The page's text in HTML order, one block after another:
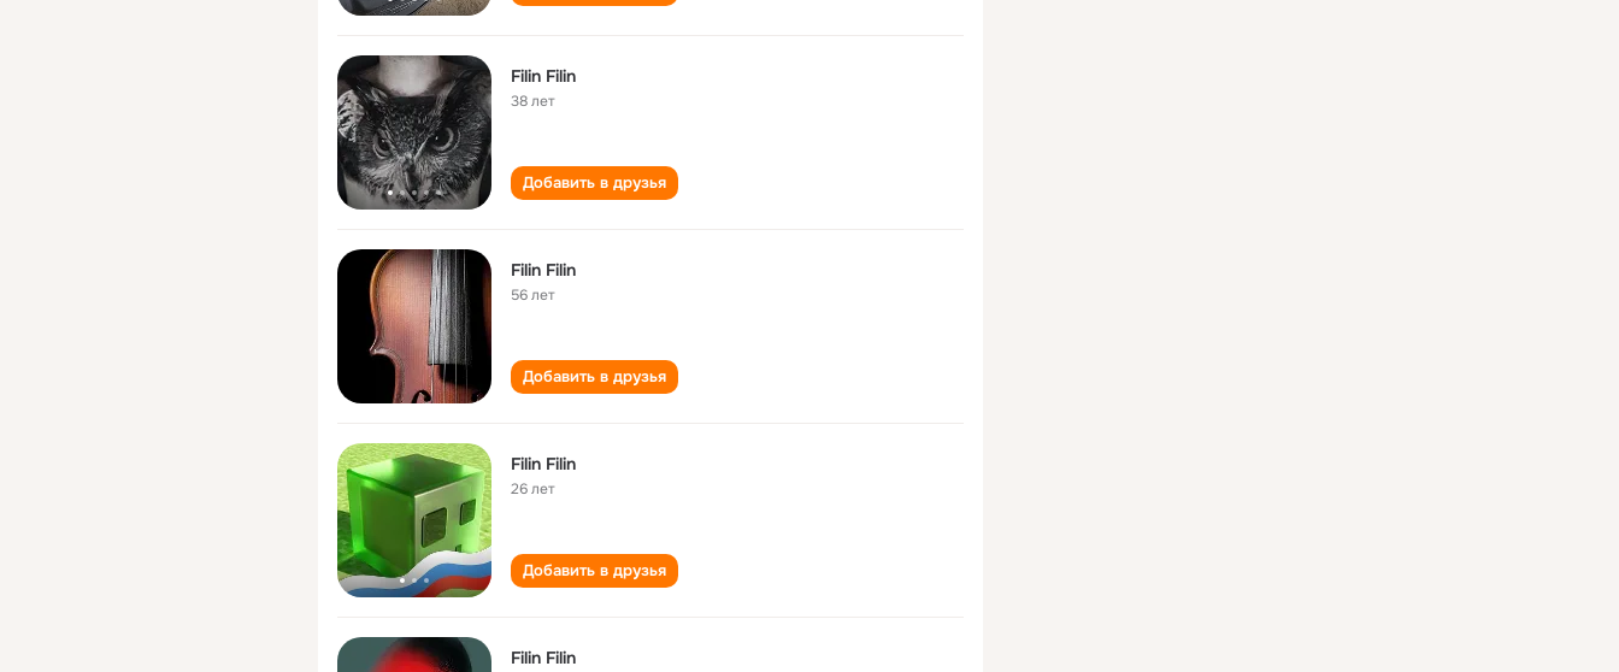
Filin Filin
38 лет
Добавить в друзья
Filin Filin
56 лет
Добавить в друзья
Filin Filin
26 лет
Добавить в друзья
Filin Filin